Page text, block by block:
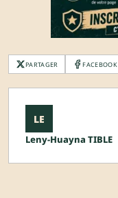
PARTAGER FACEBOOK
LE
Leny-Huayna TIBLE